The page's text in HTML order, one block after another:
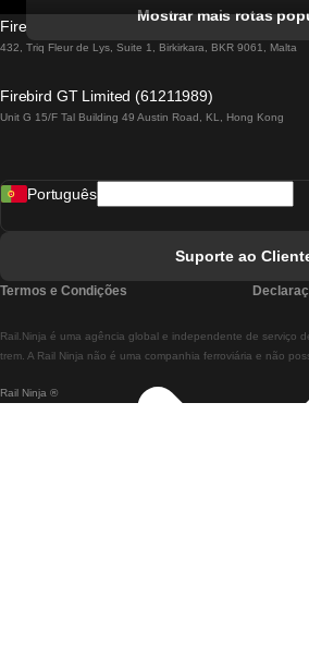
Comboios De Lisboa A
Comboios De Lisboa A
Comboios De Lisboa A
Comboios De Braga A
Mostrar mais rotas
Firebird GT Limited (OC 1451)
432, Triq Fleur de Lys, Suite 1, Birkirkara, BKR 9061, Malta
Firebird GT Limited (61211989)
Unit G 15/F Tal Building 49 Austin Road, KL, Hong Kong
Rail Ninja ®
Rail.Ninja é uma agência global e independente de serviço
trem. A Rail Ninja não é uma companhia ferroviária e não
Português
Suporte ao
Termos e Condições